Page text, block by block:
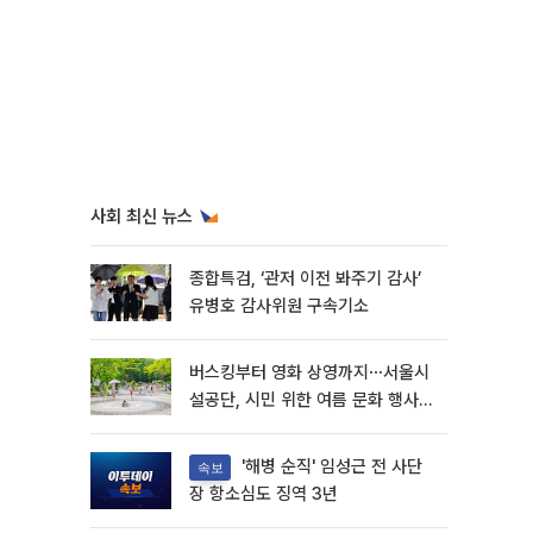
사회 최신 뉴스
종합특검, ‘관저 이전 봐주기 감사’
유병호 감사위원 구속기소
버스킹부터 영화 상영까지⋯서울시
설공단, 시민 위한 여름 문화 행사
속보
장 항소심도 징역 3년